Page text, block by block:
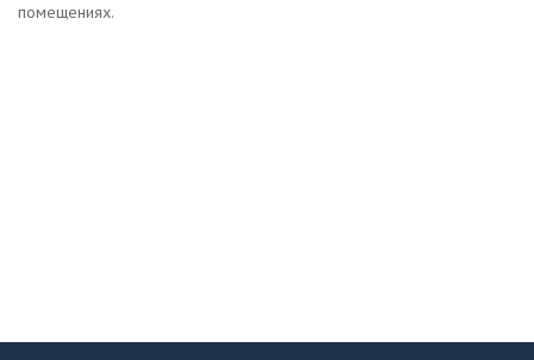
помещениях.